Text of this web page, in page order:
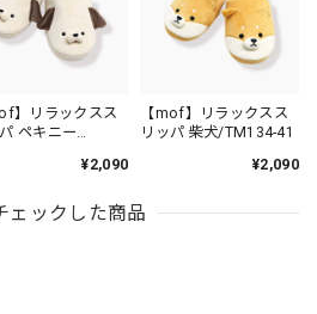
】リラックスス
ペキニー
¥2,090
【mof】リラックスス
リッパ 柴犬/TM134-41
¥2,090
ェックした商品